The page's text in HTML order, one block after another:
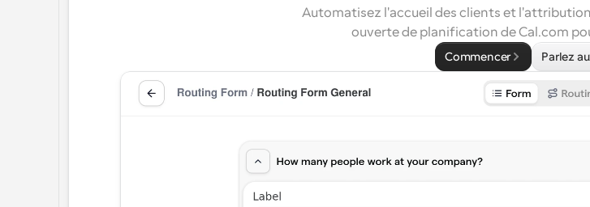
Automatisez l'accueil des clients et
ouverte de planification de Cal.com
Commencer Parlez